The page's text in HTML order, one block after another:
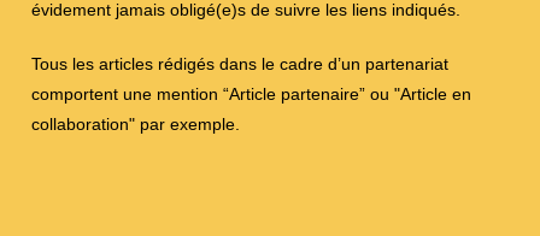
évidement jamais obligé(e)s de suivre les liens indiqués.
Tous les articles rédigés dans le cadre d’un partenariat
comportent une mention “Article partenaire” ou "Article en
collaboration" par exemple.